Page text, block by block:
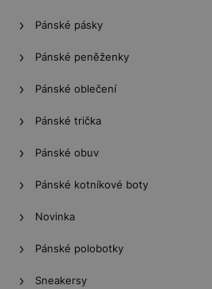
Pánské pásky
Pánské peněženky
Pánské oblečení
Pánské trička
Pánské obuv
Pánské kotníkové boty
Novinka
Pánské polobotky
Sneakersy